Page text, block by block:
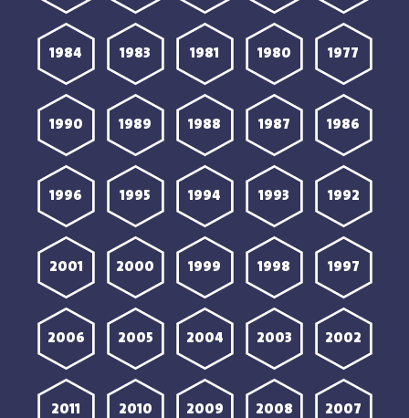
1977
1980
1981
1983
1984
1986
1987
1988
1989
1990
1992
1993
1994
1995
1996
1997
1998
1999
2000
2001
2002
2003
2004
2005
2006
2007
2008
2009
2010
2011